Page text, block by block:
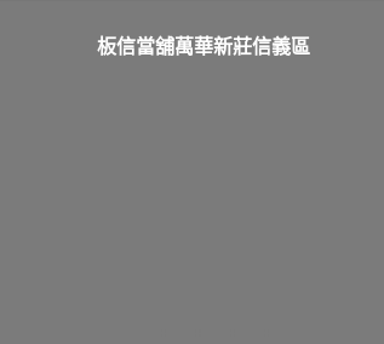
板信當舖萬華新莊信義區